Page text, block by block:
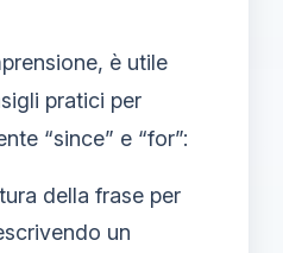
è utile
pratici per
“since” e “for”:
della frase per
un